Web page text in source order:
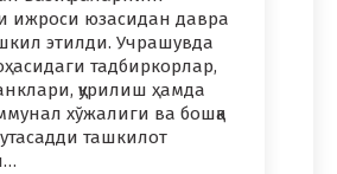
ижроси юзасидан давра
этилди. Учрашувда
тадбиркорлар,
қурилиш ҳамда
хўжалиги ва бошқа
ташкилот